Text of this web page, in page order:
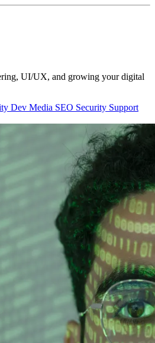
UI/UX, and growing your digital
Dev Media SEO Security Support